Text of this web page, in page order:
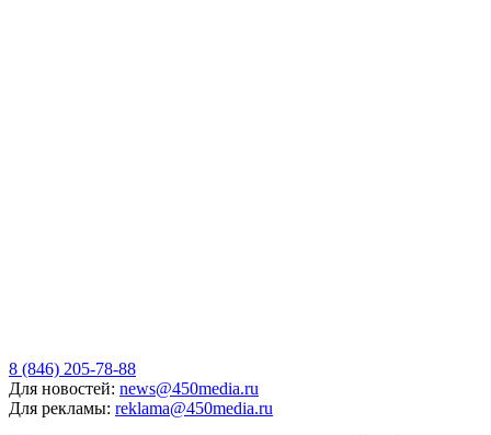
8 (846) 205-78-88
Для новостей: news@450media.ru
Для рекламы: reklama@450media.ru